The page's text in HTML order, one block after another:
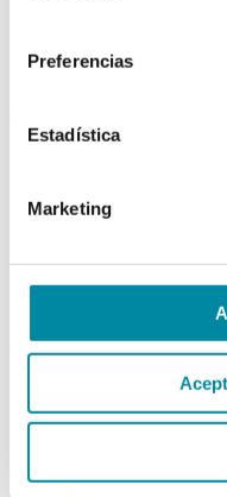
Preferencias
Estadística
Marketing
Principios Activos
Principios Activos
Excipientes varios
Disolventes
Siliconas
Tensioactivos
bases y jarabes
Bases
Emulsionantes